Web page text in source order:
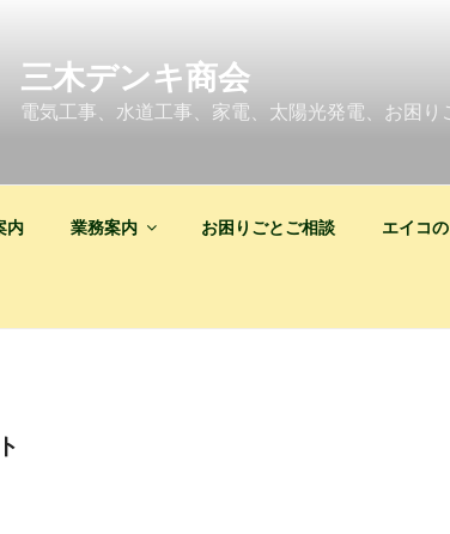
三木デンキ商会
電気工事、水道工事、家電、太陽光発電、お困り
内 業務案内 お困りごとご相談 エイコ